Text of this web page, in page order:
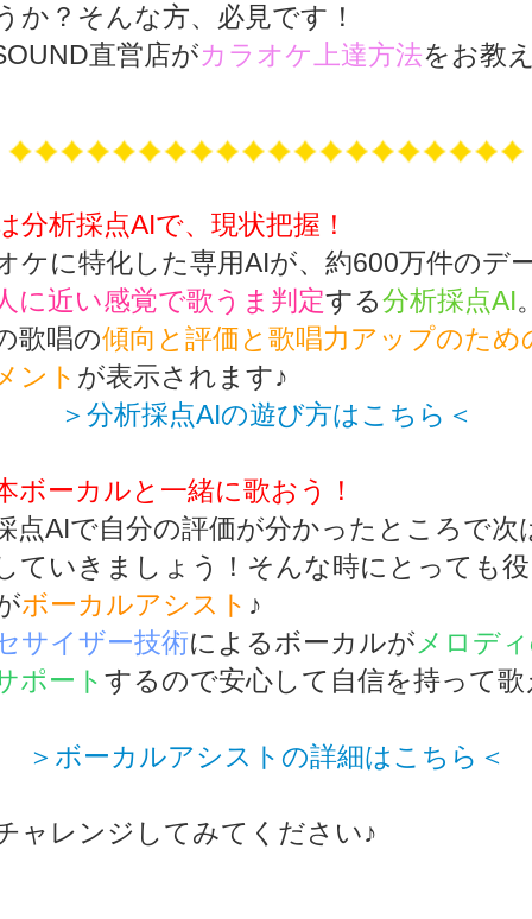
か？そんな方、必見です！
直営店がカラオケ上達方法をお教
分析採点AIで、現状把握！
ケに特化した専用AIが、約600万件のデ
に近い感覚で歌うま判定する分析採点AI
歌唱の傾向と評価と歌唱力アップのため
ント が表示されます♪
＞分析採点AIの遊び方はこちら＜
ボーカルと一緒に歌おう！
点AIで自分の評価が分かったところで次
ていきましょう！そんな時にとっても
ボーカルアシスト ♪
サイザー技術によるボーカルがメロデ
ポート するので安心して自信を持って
＞ボーカルアシストの詳細はこちら＜
ャレンジしてみてください♪